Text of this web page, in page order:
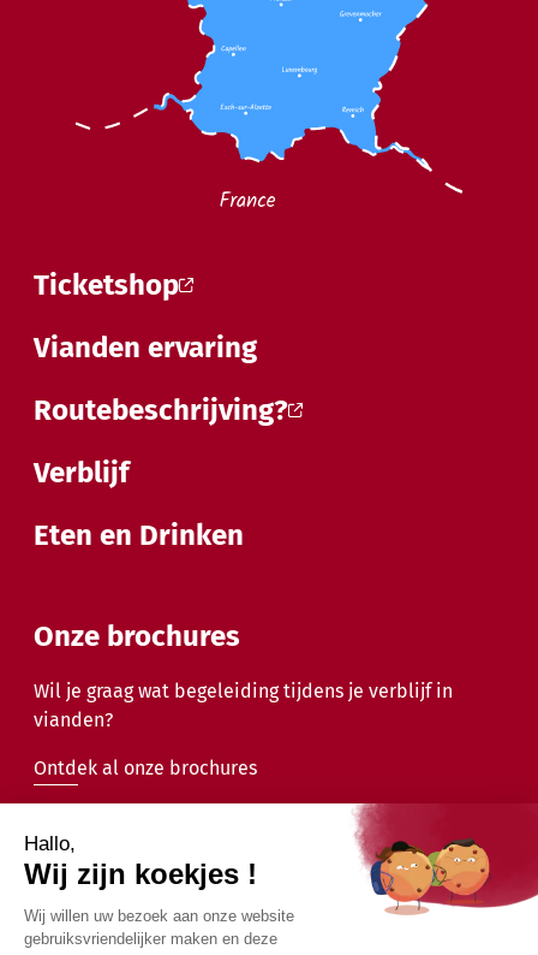
Ticketshop
Vianden ervaring
Routebeschrijving?
Verblijf
Eten en Drinken
Onze brochures
Wil je graag wat begeleiding tijdens je verblijf in
vianden?
Ontdek al onze brochures
2026 - Gemeente Vianden - Alle rechten voorbehouden